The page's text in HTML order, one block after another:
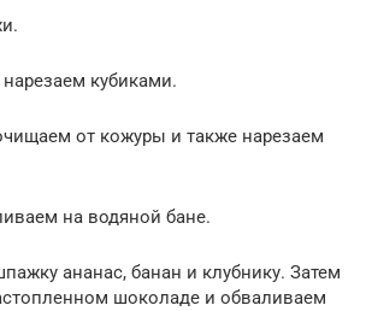
кубиками.
от кожуры и также нарезаем
на водяной бане.
ананас, банан и клубнику. Затем
шоколаде и обваливаем